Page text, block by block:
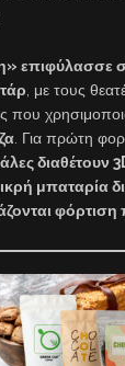
επιφύλασσε
, με τους
που
. Για πρώτη
διαθέτουν
μπαταρία